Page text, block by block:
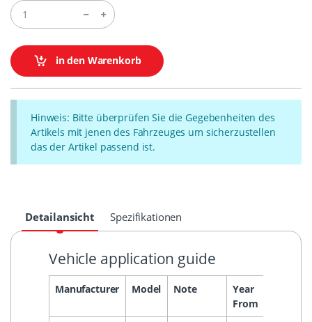
in den Warenkorb
Hinweis: Bitte überprüfen Sie die Gegebenheiten des
Artikels mit jenen des Fahrzeuges um sicherzustellen
das der Artikel passend ist.
Detailansicht Spezifikationen
Vehicle application guide
Manufacturer Model Note
Year
From